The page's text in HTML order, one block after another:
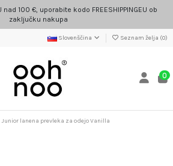
100 €, uporabite kodo FREESHIPPINGEU ob
zaključku nakupa
Slovenščina Seznam želja (0)
0
Junior lanena prevleka za odejo Vanilla